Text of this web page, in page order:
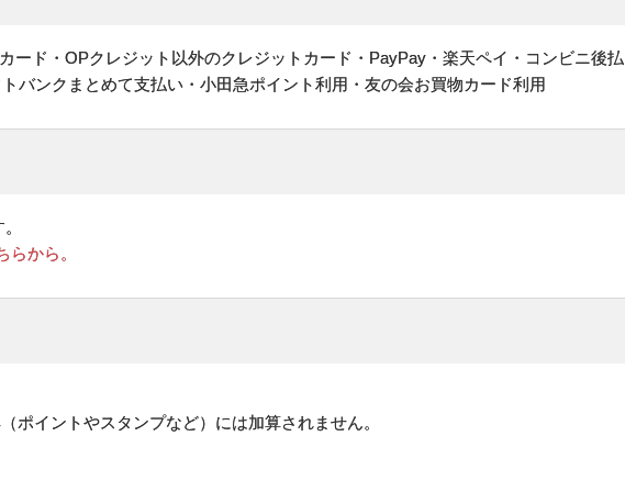
ード・OPクレジット以外のクレジットカード・PayPay・楽天ペイ・コンビニ後払
バンクまとめて支払い・小田急ポイント利用・友の会お買物カード利用
から。
ポイントやスタンプなど）には加算されません。